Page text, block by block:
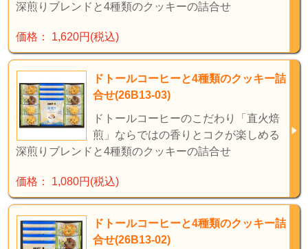
深煎りブレンドと4種類のクッキーの詰合せ
価格： 1,620円(税込)
ドトールコーヒーと4種類のクッキー詰
合せ(26B13-03)
ドトールコーヒーのこだわり「直火焙
煎」ならではの香りとコクが楽しめる
深煎りブレンドと4種類のクッキーの詰合せ
価格： 1,080円(税込)
ドトールコーヒーと4種類のクッキー詰
合せ(26B13-02)